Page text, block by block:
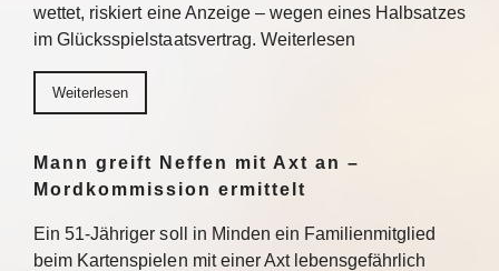
wettet, riskiert eine Anzeige – wegen eines Halbsatzes
im Glücksspielstaatsvertrag. Weiterlesen
Weiterlesen
Mann greift Neffen mit Axt an –
Mordkommission ermittelt
Ein 51-Jähriger soll in Minden ein Familienmitglied
beim Kartenspielen mit einer Axt lebensgefährlich